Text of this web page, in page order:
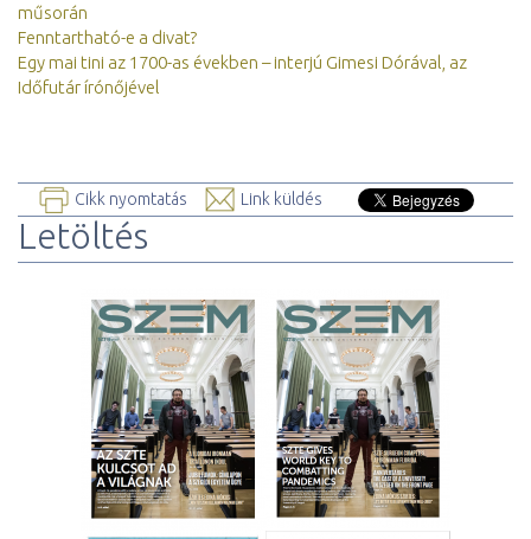
műsorán
Fenntartható-e a divat?
Egy mai tini az 1700-as években – interjú Gimesi Dórával, az
Időfutár írónőjével
Cikk nyomtatás Link küldés
Letöltés